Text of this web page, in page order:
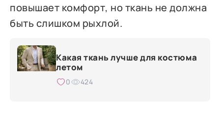
повышает комфорт, но ткань не должна
быть слишком рыхлой.
Какая ткань лучше для костюма
летом
0 424